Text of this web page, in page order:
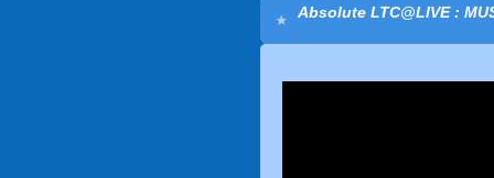
Absolute LTC@LIVE :